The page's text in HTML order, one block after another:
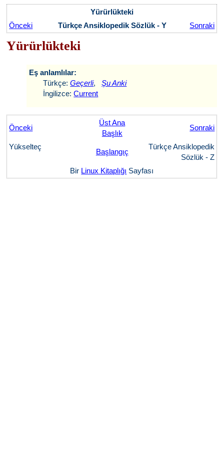
Yürürlükteki
Önceki
Türkçe Ansiklopedik Sözlük - Y Sonraki
Yürürlükteki
Eş anlamlılar:
Türkçe:Geçerli,Şu Anki
İngilizce:Current
Önceki
Üst Ana
Başlık
Sonraki
Yükselteç
Başlangıç
Türkçe Ansiklopedik
Sözlük - Z
Bir Linux Kitaplığı Sayfası